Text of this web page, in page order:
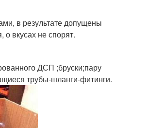
в результате допущены
вкусах не спорят.
ДСП ;бруски;пару
трубы-шланги-фитинги.